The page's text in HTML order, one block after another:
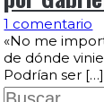
1 comentario
«No me
de dónde
Podrían ser […]
Buscar: